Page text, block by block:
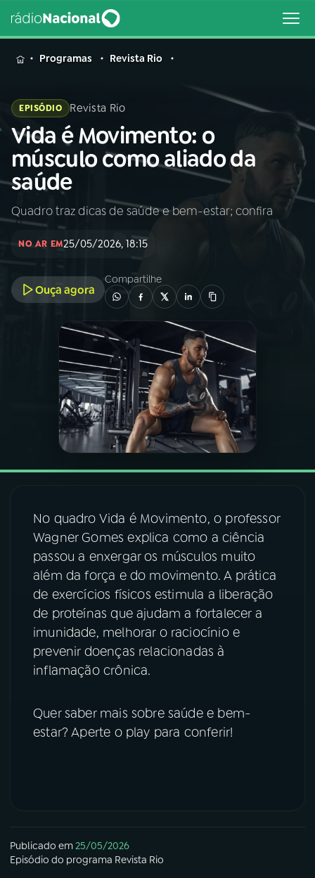
MENU
Buscar
na
Rádio
Nacional
Buscar
AO VIVO
02A RÁDIO
PROGRAMAÇÃO
PROGRAMAS
PODCASTS
07ÚLTIMAS
08 FESTIVAL DE MÚSICA
ACOMPANHE A RÁDIO NACIONAL
YouTube Facebook
TikTok
Programas Revista Rio
EPISÓDIO Revista Rio
Vida é Movimento: o
músculo como aliado da
saúde
Quadro traz dicas de saúde e bem-estar; confira
NO AR EM25/05/2026, 18:15
Ouça agora
Compartilhe
No quadro Vida é Movimento, o professor
Wagner Gomes explica como a ciência
passou a enxergar os músculos muito
além da força e do movimento. A prática
de exercícios físicos estimula a liberação
de proteínas que ajudam a fortalecer a
imunidade, melhorar o raciocínio e
prevenir doenças relacionadas à
inflamação crônica.
Quer saber mais sobre saúde e bem-
estar? Aperte o play para conferir!
Publicado em25/05/2026
Episódio do programa Revista Rio